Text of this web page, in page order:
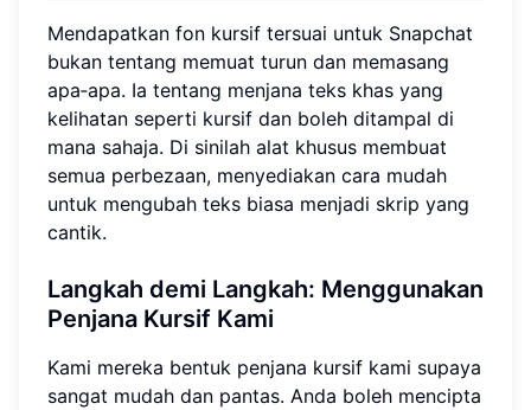
Mendapatkan fon kursif tersuai untuk Snapchat
bukan tentang memuat turun dan memasang
apa‑apa. Ia tentang menjana teks khas yang
kelihatan seperti kursif dan boleh ditampal di
mana sahaja. Di sinilah alat khusus membuat
semua perbezaan, menyediakan cara mudah
untuk mengubah teks biasa menjadi skrip yang
cantik.
Langkah demi Langkah: Menggunakan
Penjana Kursif Kami
Kami mereka bentuk penjana kursif kami supaya
sangat mudah dan pantas. Anda boleh mencipta